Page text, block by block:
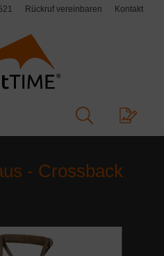
Rückruf vereinbaren Kontakt
- Crossback